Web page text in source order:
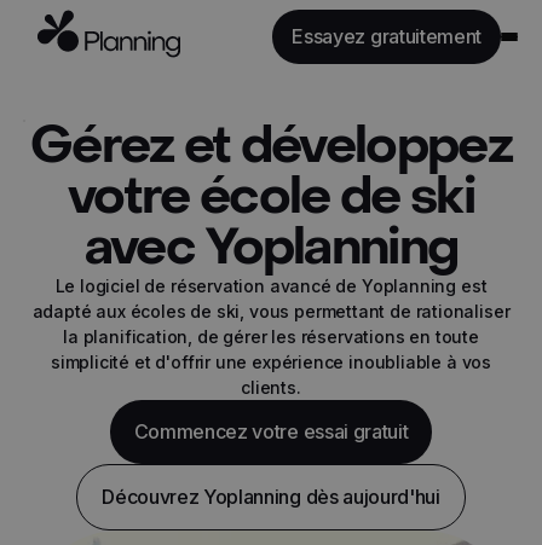
Essayez gratuitement
Fonctionnalités
Secteurs
Tarifs
API
Ressources
Se connecter
Gérez et développez
votre école de ski
avec Yoplanning
Le logiciel de réservation avancé de Yoplanning est
adapté aux écoles de ski, vous permettant de rationaliser
la planification, de gérer les réservations en toute
simplicité et d'offrir une expérience inoubliable à vos
clients.
Commencez votre essai gratuit
Découvrez Yoplanning dès aujourd'hui